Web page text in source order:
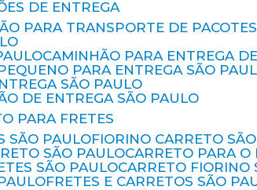
DE ENTREGA
PARA TRANSPORTE DE
CAMINHÃO PARA ENTREGA
PARA ENTREGA SÃO
SÃO PAULO
DE ENTREGA SÃO PAULO
PARA FRETES
SÃO PAULO
FIORINO CARRETO
SÃO PAULO
CARRETO PARA
SÃO PAULO
CARRETO
FRETES E CARRETOS SÃO